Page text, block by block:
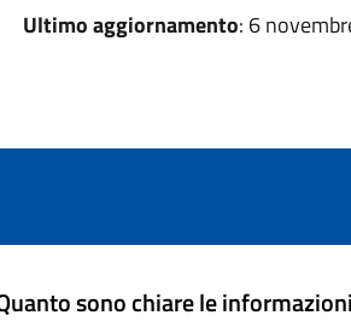
Ultimo aggiornamento: 6
sono chiare le